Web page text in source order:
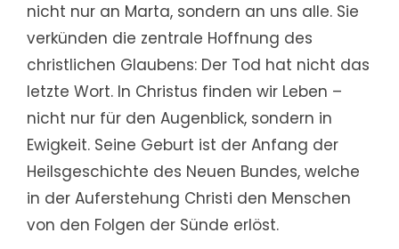
nicht nur an Marta, sondern an uns alle. Sie
verkünden die zentrale Hoffnung des
christlichen Glaubens: Der Tod hat nicht das
letzte Wort. In Christus finden wir Leben –
nicht nur für den Augenblick, sondern in
Ewigkeit. Seine Geburt ist der Anfang der
Heilsgeschichte des Neuen Bundes, welche
in der Auferstehung Christi den Menschen
von den Folgen der Sünde erlöst.